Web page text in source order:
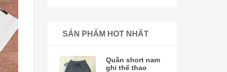
SẢN PHẨM HOT NHẤT
Quần short nam
ghi thể thao